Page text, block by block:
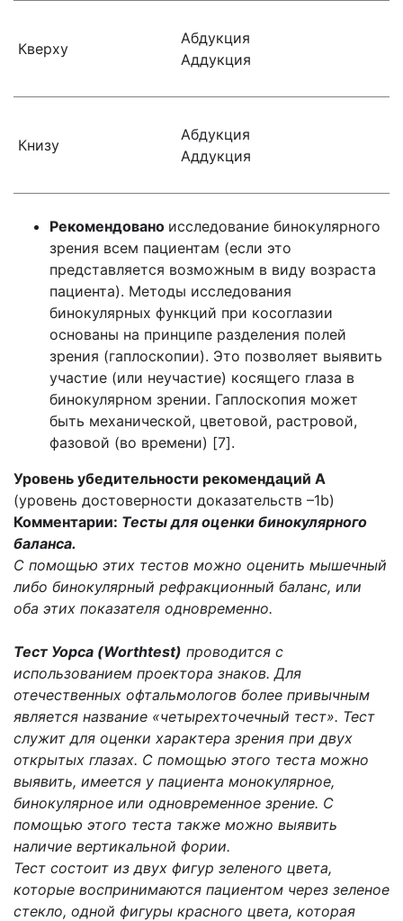
Кверху
Абдукция
Аддукция
Книзу
Абдукция
Аддукция
Рекомендовано исследование бинокулярного
зрения всем пациентам (если это
представляется возможным в виду возраста
пациента). Методы исследования
бинокулярных функций при косоглазии
основаны на принципе разделения полей
зрения (гаплоскопии). Это позволяет выявить
участие (или неучастие) косящего глаза в
бинокулярном зрении. Гаплоскопия может
быть механической, цветовой, растровой,
фазовой (во времени) [7].
Уровень убедительности рекомендаций А
(уровень достоверности доказательств –1b)
Комментарии: Тесты для оценки бинокулярного
баланса.
С помощью этих тестов можно оценить мышечный
либо бинокулярный рефракционный баланс, или
оба этих показателя одновременно.
Тест Уорса (Worthtest) проводится с
использованием проектора знаков. Для
отечественных офтальмологов более привычным
является название «четырехточечный тест». Тест
служит для оценки характера зрения при двух
открытых глазах. С помощью этого теста можно
выявить, имеется у пациента монокулярное,
бинокулярное или одновременное зрение. С
помощью этого теста также можно выявить
наличие вертикальной фории.
Тест состоит из двух фигур зеленого цвета,
которые воспринимаются пациентом через зеленое
стекло, одной фигуры красного цвета, которая